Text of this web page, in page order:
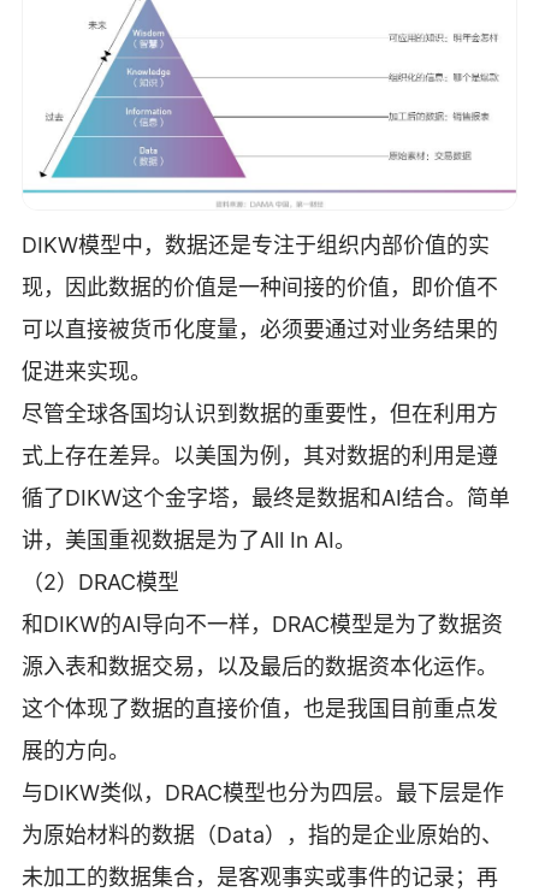
DIKW模型中，数据还是专注于组织内部价值的实
现，因此数据的价值是一种间接的价值，即价值不
可以直接被货币化度量，必须要通过对业务结果的
促进来实现。
尽管全球各国均认识到数据的重要性，但在利用方
式上存在差异。以美国为例，其对数据的利用是遵
循了DIKW这个金字塔，最终是数据和AI结合。简单
讲，美国重视数据是为了All In AI。
（2）DRAC模型
和DIKW的AI导向不一样，DRAC模型是为了数据资
源入表和数据交易，以及最后的数据资本化运作。
这个体现了数据的直接价值，也是我国目前重点发
展的方向。
与DIKW类似，DRAC模型也分为四层。最下层是作
为原始材料的数据（Data），指的是企业原始的、
未加工的数据集合，是客观事实或事件的记录；再